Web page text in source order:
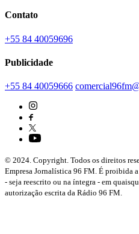
Contato
+55 84 40059696
Publicidade
+55 84 40059666
© 2024. Copyright. Todos os direitos
Empresa Jornalística 96 FM. É proibida
- seja reescrito ou na íntegra - em
autorização escrita da Rádio 96 FM.